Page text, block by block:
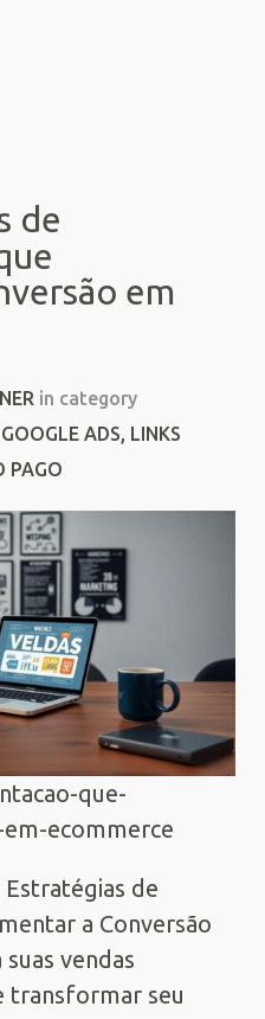
de
em
in category
GOOGLE ADS, LINKS
PAGO
que-
ecommerce
de
a Conversão
vendas
transformar seu